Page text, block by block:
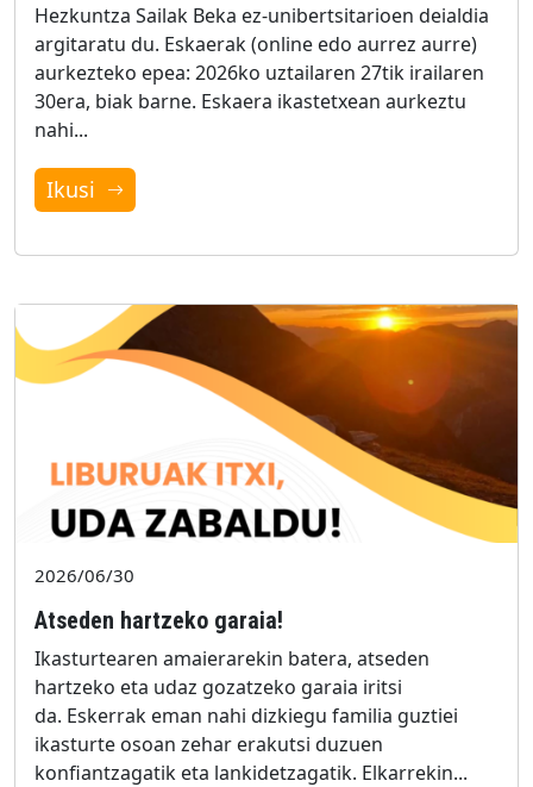
Hezkuntza Sailak Beka ez-unibertsitarioen deialdia
argitaratu du. Eskaerak (online edo aurrez aurre)
aurkezteko epea: 2026ko uztailaren 27tik irailaren
30era, biak barne. Eskaera ikastetxean aurkeztu
nahi...
Ikusi
2026/06/30
Atseden hartzeko garaia!
Ikasturtearen amaierarekin batera, atseden
hartzeko eta udaz gozatzeko garaia iritsi
da. Eskerrak eman nahi dizkiegu familia guztiei
ikasturte osoan zehar erakutsi duzuen
konfiantzagatik eta lankidetzagatik. Elkarrekin...